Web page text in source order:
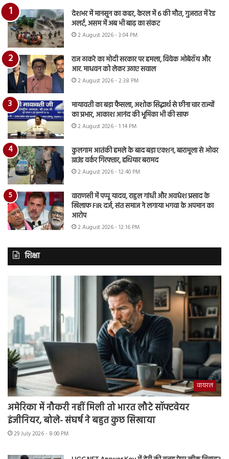
देशभर में मानसून का कहर, केरल में 6 की मौत, गुजरात में रेड
अलर्ट, असम में अब भी बाढ़ का संकट
2 August 2026 - 3:04 PM
राज ठाकरे का मोदी सरकार पर हमला, विवेक ओबेरॉय और
आर. माधवन को लेकर उठाए सवाल
2 August 2026 - 2:38 PM
मायावती का बड़ा फैसला, अशोक सिद्धार्थ से छीना चार राज्यों
का प्रभार, आकाश आनंद की भूमिका भी की साफ
2 August 2026 - 1:14 PM
कुलगाम आतंकी हमले के बाद बड़ा एक्शन, बारामूला से ओवर
ग्राउंड वर्कर गिरफ्तार, हथियार बरामद
2 August 2026 - 12:40 PM
वाराणसी में पप्पू यादव, राहुल गांधी और अवधेश प्रसाद के
खिलाफ FIR दर्ज, संत समाज ने लगाया भगवा के अपमान का
आरोप
2 August 2026 - 12:16 PM
शिक्षा
वायरल
अमेरिका में नौकरी नहीं मिली तो भारत लौटे सॉफ्टवेयर
इंजीनियर, बोले- संघर्ष ने बहुत कुछ सिखाया
29 July 2026 - 8:00 PM